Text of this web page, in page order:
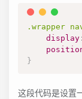
.wrapper
display :
}
这段代码是设置